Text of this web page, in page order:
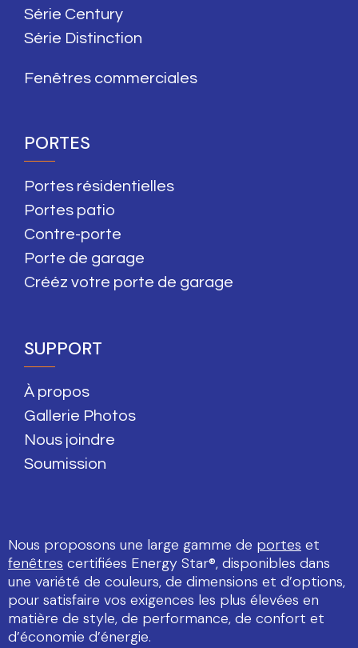
Série Century
Série Distinction
Fenêtres commerciales
PORTES
Portes résidentielles
Portes patio
Contre-porte
Porte de garage
Crééz votre porte de garage
SUPPORT
À propos
Gallerie Photos
Nous joindre
Soumission
Nous proposons une large gamme de portes et
fenêtres certifiées Energy Star®, disponibles dans
une variété de couleurs, de dimensions et d’options,
pour satisfaire vos exigences les plus élevées en
matière de style, de performance, de confort et
d’économie d’énergie.